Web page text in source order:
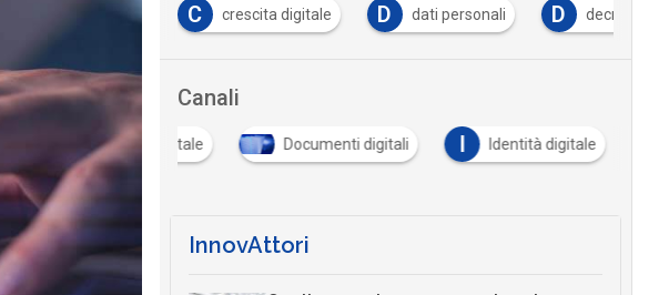
C crescita digitale D dati personali D decreto
Canali
Cittadinanza digitale Documenti digitali I Identità digitale
InnovAttori